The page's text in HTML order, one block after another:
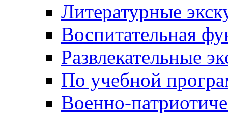
Литературные
Воспитательная
Развлекательные
По учебной
Военно-